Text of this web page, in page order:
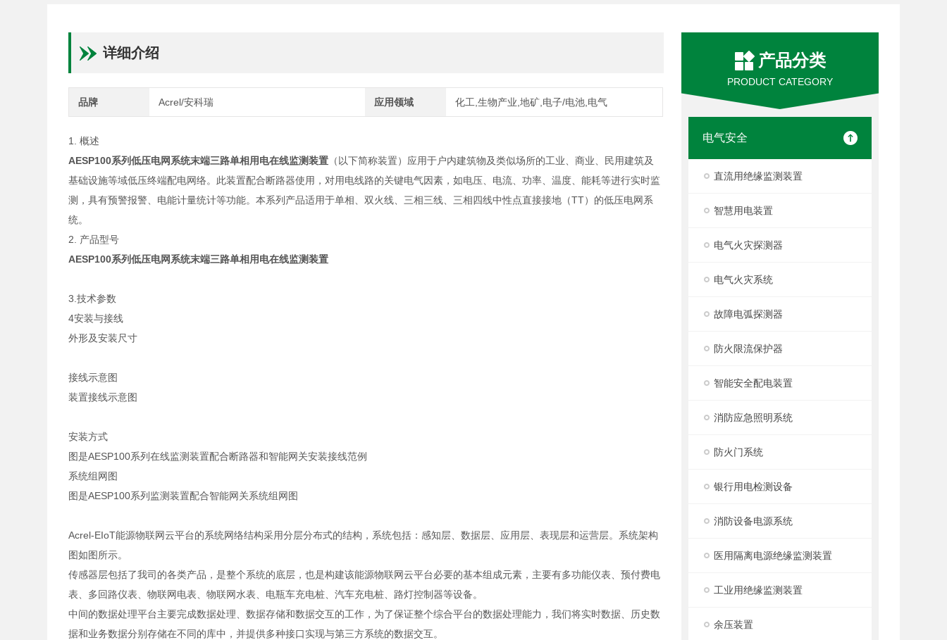
产品分类
PRODUCT CATEGORY
电气安全
直流用绝缘监测装置
智慧用电装置
电气火灾探测器
电气火灾系统
故障电弧探测器
防火限流保护器
智能安全配电装置
消防应急照明系统
防火门系统
银行用电检测设备
消防设备电源系统
医用隔离电源绝缘监测装置
工业用绝缘监测装置
余压装置
详细介绍
品牌 Acrel/安科瑞 应用领域 化工,生物产业,地矿,电子/电池,电气
1. 概述
AESP100系列低压电网系统末端三路单相用电在线监测装置 （以下简称装置）应用于户内建筑物及类似场所的工业、商业、民用建筑及
基础设施等域低压终端配电网络。此装置配合断路器使用，对用电线路的关键电气因素，如电压、电流、功率、温度、能耗等进行实时监
测，具有预警报警、电能计量统计等功能。本系列产品适用于单相、双火线、三相三线、三相四线中性点直接接地（TT）的低压电网系
统。
2. 产品型号
AESP100系列低压电网系统末端三路单相用电在线监测装置
3.技术参数
4安装与接线
外形及安装尺寸
接线示意图
装置接线示意图
安装方式
图是AESP100系列在线监测装置配合断路器和智能网关安装接线范例
系统组网图
图是AESP100系列监测装置配合智能网关系统组网图
Acrel-EIoT能源物联网云平台的系统网络结构采用分层分布式的结构，系统包括：感知层、数据层、应用层、表现层和运营层。系统架构
图如图所示。
传感器层包括了我司的各类产品，是整个系统的底层，也是构建该能源物联网云平台必要的基本组成元素，主要有多功能仪表、预付费电
表、多回路仪表、物联网电表、物联网水表、电瓶车充电桩、汽车充电桩、路灯控制器等设备。
中间的数据处理平台主要完成数据处理、数据存储和数据交互的工作，为了保证整个综合平台的数据处理能力，我们将实时数据、历史数
据和业务数据分别存储在不同的库中，并提供多种接口实现与第三方系统的数据交互。